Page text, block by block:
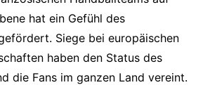
hat ein Gefühl des
Siege bei europäischen
haben den Status des
die Fans im ganzen Land vereint.